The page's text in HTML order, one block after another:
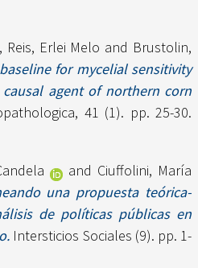
, Reis, Erlei Melo and Brustolin,
for mycelial sensitivity
agent of northern corn
41 (1). pp. 25-30.
and Ciuffolini, María
una propuesta teórica-
de políticas públicas en
Intersticios Sociales (9). pp. 1-